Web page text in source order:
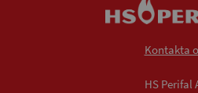
Kontakta
HS Perifal